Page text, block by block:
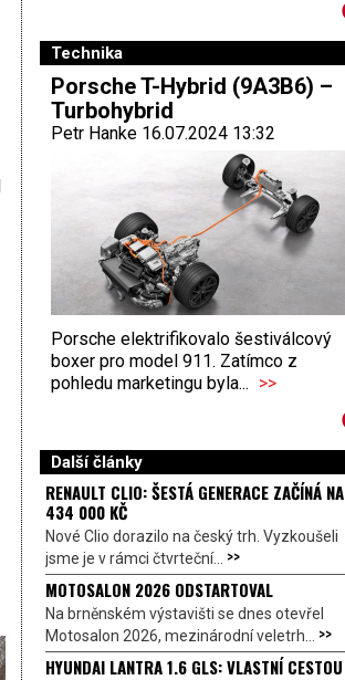
Technika
Porsche T-Hybrid (9A3B6) –
Turbohybrid
Petr Hanke 16.07.2024 13:32
Porsche elektrifikovalo šestiválcový
boxer pro model 911. Zatímco z
pohledu marketingu byla... >>
Další články
RENAULT CLIO: ŠESTÁ GENERACE ZAČÍNÁ NA
434 000 KČ
Nové Clio dorazilo na český trh. Vyzkoušeli
jsme je v rámci čtvrteční... >>
MOTOSALON 2026 ODSTARTOVAL
Na brněnském výstavišti se dnes otevřel
Motosalon 2026, mezinárodní veletrh... >>
HYUNDAI LANTRA 1.6 GLS: VLASTNÍ CESTOU